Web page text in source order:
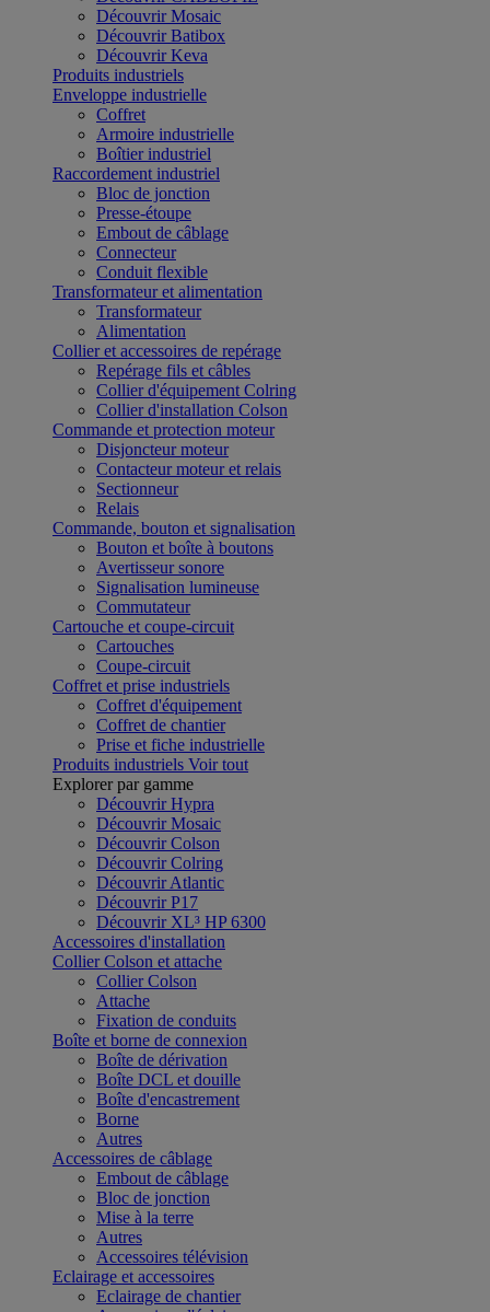
Découvrir Mosaic
Découvrir Batibox
Découvrir Keva
Produits industriels
Enveloppe industrielle
Coffret
Armoire industrielle
Boîtier industriel
Raccordement industriel
Bloc de jonction
Presse-étoupe
Embout de câblage
Connecteur
Conduit flexible
Transformateur et alimentation
Transformateur
Alimentation
Collier et accessoires de repérage
Repérage fils et câbles
Collier d'équipement Colring
Collier d'installation Colson
Commande et protection moteur
Disjoncteur moteur
Contacteur moteur et relais
Sectionneur
Relais
Commande, bouton et signalisation
Bouton et boîte à boutons
Avertisseur sonore
Signalisation lumineuse
Commutateur
Cartouche et coupe-circuit
Cartouches
Coupe-circuit
Coffret et prise industriels
Coffret d'équipement
Coffret de chantier
Prise et fiche industrielle
Produits industriels Voir tout
Explorer par gamme
Découvrir Hypra
Découvrir Mosaic
Découvrir Colson
Découvrir Colring
Découvrir Atlantic
Découvrir P17
Découvrir XL³ HP 6300
Accessoires d'installation
Collier Colson et attache
Collier Colson
Attache
Fixation de conduits
Boîte et borne de connexion
Boîte de dérivation
Boîte DCL et douille
Boîte d'encastrement
Borne
Autres
Accessoires de câblage
Embout de câblage
Bloc de jonction
Mise à la terre
Autres
Accessoires télévision
Eclairage et accessoires
Eclairage de chantier